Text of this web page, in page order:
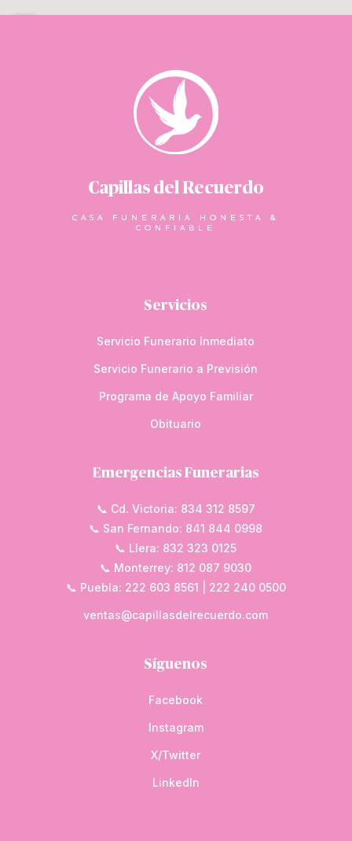
Capillas del Recuerdo
CASA FUNERARIA HONESTA &
CONFIABLE
Servicios
Servicio Funerario Inmediato
Servicio Funerario a Previsión
Programa de Apoyo Familiar
Obituario
Emergencias Funerarias
📞 Cd. Victoria: 834 312 8597
📞 San Fernando: 841 844 0998
📞 Llera: 832 323 0125
📞 Monterrey: 812 087 9030
📞 Puebla: 222 603 8561 | 222 240 0500
ventas@capillasdelrecuerdo.com
Síguenos
Facebook
Instagram
X/Twitter
LinkedIn